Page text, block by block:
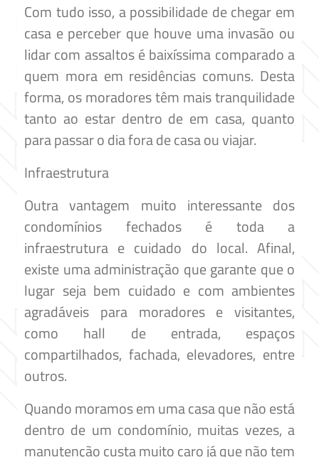
Com tudo isso, a possibilidade de chegar em
casa e perceber que houve uma invasão ou
lidar com assaltos é baixíssima comparado a
quem mora em residências comuns. Desta
forma, os moradores têm mais tranquilidade
tanto ao estar dentro de em casa, quanto
para passar o dia fora de casa ou viajar.
Infraestrutura
Outra vantagem muito interessante dos
condomínios fechados é toda a
infraestrutura e cuidado do local. Afinal,
existe uma administração que garante que o
lugar seja bem cuidado e com ambientes
agradáveis para moradores e visitantes,
como hall de entrada, espaços
compartilhados, fachada, elevadores, entre
outros.
Quando moramos em uma casa que não está
dentro de um condomínio, muitas vezes, a
manutenção custa muito caro já que não tem